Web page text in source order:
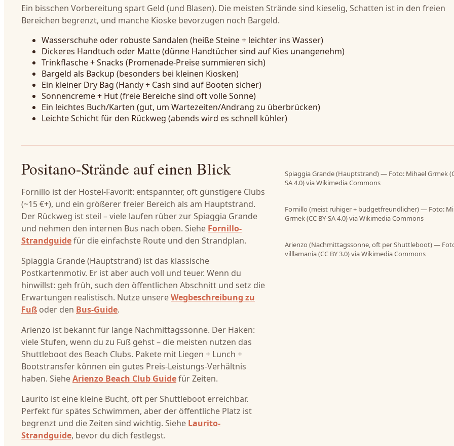
Ein bisschen Vorbereitung spart Geld (und Blasen). Die meisten Strände sind kieselig, Schatten ist in den freien
Bereichen begrenzt, und manche Kioske bevorzugen noch Bargeld.
Wasserschuhe oder robuste Sandalen (heiße Steine + leichter ins Wasser)
Dickeres Handtuch oder Matte (dünne Handtücher sind auf Kies unangenehm)
Trinkflasche + Snacks (Promenade-Preise summieren sich)
Bargeld als Backup (besonders bei kleinen Kiosken)
Ein kleiner Dry Bag (Handy + Cash sind auf Booten sicher)
Sonnencreme + Hut (freie Bereiche sind oft volle Sonne)
Ein leichtes Buch/Karten (gut, um Wartezeiten/Andrang zu überbrücken)
Leichte Schicht für den Rückweg (abends wird es schnell kühler)
Positano-Strände auf einen Blick
Fornillo ist der Hostel-Favorit: entspannter, oft günstigere Clubs
(~15 €+), und ein größerer freier Bereich als am Hauptstrand.
Der Rückweg ist steil – viele laufen rüber zur Spiaggia Grande
und nehmen den internen Bus nach oben. Siehe Fornillo-
Strandguidefür die einfachste Route und den Strandplan.
Spiaggia Grande (Hauptstrand) ist das klassische
Postkartenmotiv. Er ist aber auch voll und teuer. Wenn du
hinwillst: geh früh, such den öffentlichen Abschnitt und setz die
Erwartungen realistisch. Nutze unsereWegbeschreibung zu
Fuß oder den Bus-Guide.
Arienzo ist bekannt für lange Nachmittagssonne. Der Haken:
viele Stufen, wenn du zu Fuß gehst – die meisten nutzen das
Shuttleboot des Beach Clubs. Pakete mit Liegen + Lunch +
Bootstransfer können ein gutes Preis-Leistungs-Verhältnis
haben. SieheArienzo Beach Club Guidefür Zeiten.
Laurito ist eine kleine Bucht, oft per Shuttleboot erreichbar.
Perfekt für spätes Schwimmen, aber der öffentliche Platz ist
begrenzt und die Zeiten sind wichtig. Siehe Laurito-
Strandguide, bevor du dich festlegst.
Spiaggia Grande (Hauptstrand) — Foto: Mihael Grmek
SA 4.0) via Wikimedia Commons
Fornillo (meist ruhiger + budgetfreundlicher) — Foto:
Grmek (CC BY-SA 4.0) via Wikimedia Commons
Arienzo (Nachmittagssonne, oft per Shuttleboot) —
villlamania (CC BY 3.0) via Wikimedia Commons